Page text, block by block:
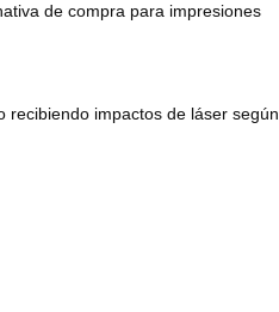
de compra para impresiones
recibiendo impactos de láser según